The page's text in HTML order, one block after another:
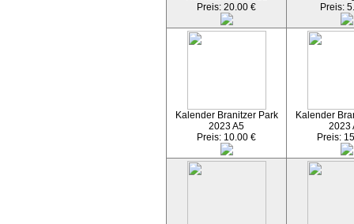
Preis: 20.00 €
Preis:
Kalender Branitzer Park
2023 A5
Preis: 10.00 €
Kalender
2023
Preis: